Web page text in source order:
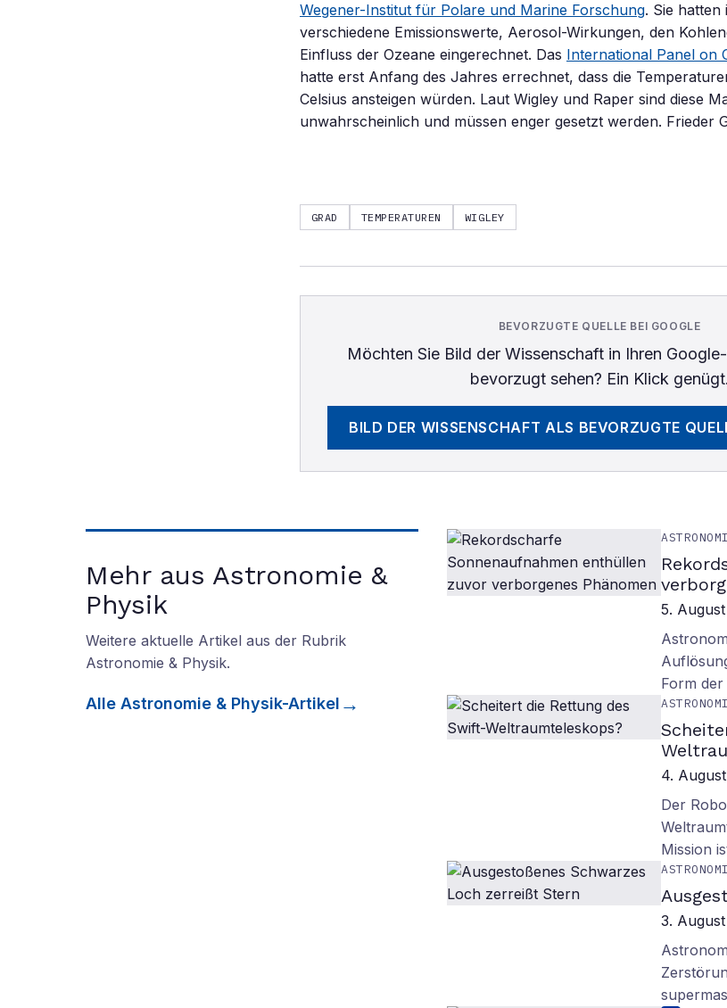
Wegener-Institut für Polare und Marine Forschung. Sie hatten
verschiedene Emissionswerte, Aerosol-Wirkungen, den
Einfluss der Ozeane eingerechnet. Das International Panel on
hatte erst Anfang des Jahres errechnet, dass die
Celsius ansteigen würden. Laut Wigley und Raper sind diese
unwahrscheinlich und müssen enger gesetzt werden. Frieder
GRAD TEMPERATUREN WIGLEY
BEVORZUGTE QUELLE BEI GOOGLE
Möchten Sie Bild der Wissenschaftin Ihren
bevorzugt sehen? Ein Klick genügt.
BILD DER WISSENSCHAFT ALS BEVORZUGTE
Mehr aus Astronomie &
Physik
Weitere aktuelle Artikel aus der Rubrik
Astronomie & Physik.
Alle Astronomie & Physik-Artikel
5.
Form
4.
Der
Mission
3.